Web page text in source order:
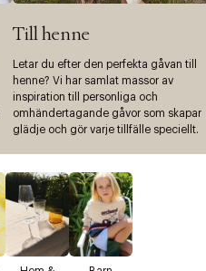
Till henne
Letar du efter den perfekta gåvan till
henne? Vi har samlat massor av
inspiration till personliga och
omhändertagande gåvor som skapar
glädje och gör varje tillfälle speciellt.